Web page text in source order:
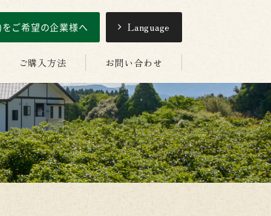
ご希望の企業様へ Language
ご購入方法 お問い合わせ